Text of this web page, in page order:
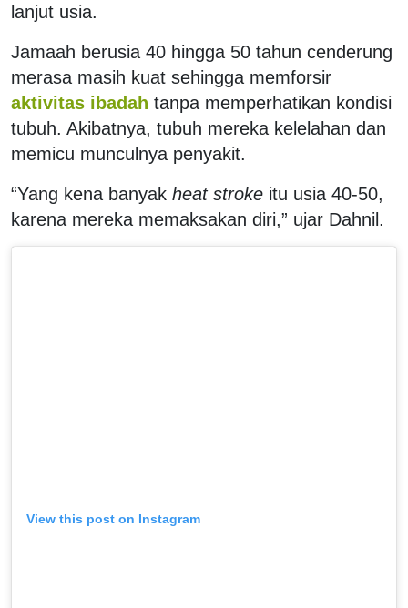
lanjut usia.
Jamaah berusia 40 hingga 50 tahun cenderung
merasa masih kuat sehingga memforsir
aktivitas ibadah tanpa memperhatikan kondisi
tubuh. Akibatnya, tubuh mereka kelelahan dan
memicu munculnya penyakit.
“Yang kena banyak heat stroke itu usia 40-50,
karena mereka memaksakan diri,” ujar Dahnil.
View this post on Instagram